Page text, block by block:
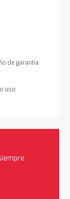
de garantía
uso